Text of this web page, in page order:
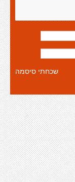
שכחתי סיסמה